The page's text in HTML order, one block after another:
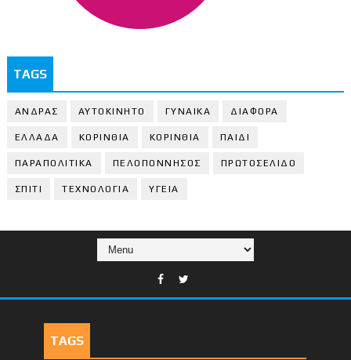
TAGS
ΑΝΔΡΑΣ ΑΥΤΟΚΙΝΗΤΟ ΓΥΝΑΙΚΑ ΔΙΑΦΟΡΑ
ΕΛΛΑΔΑ ΚΟΡΙΝΘΙΑ ΚΟΡΙΝΘΙA ΠΑΙΔΙ
ΠΑΡΑΠΟΛΙΤΙΚΑ ΠΕΛΟΠΟΝΝΗΣΟΣ ΠΡΩΤΟΣΕΛΙΔΟ
ΣΠΙΤΙ ΤΕΧΝΟΛΟΓΙΑ ΥΓΕΙΑ
TAGS